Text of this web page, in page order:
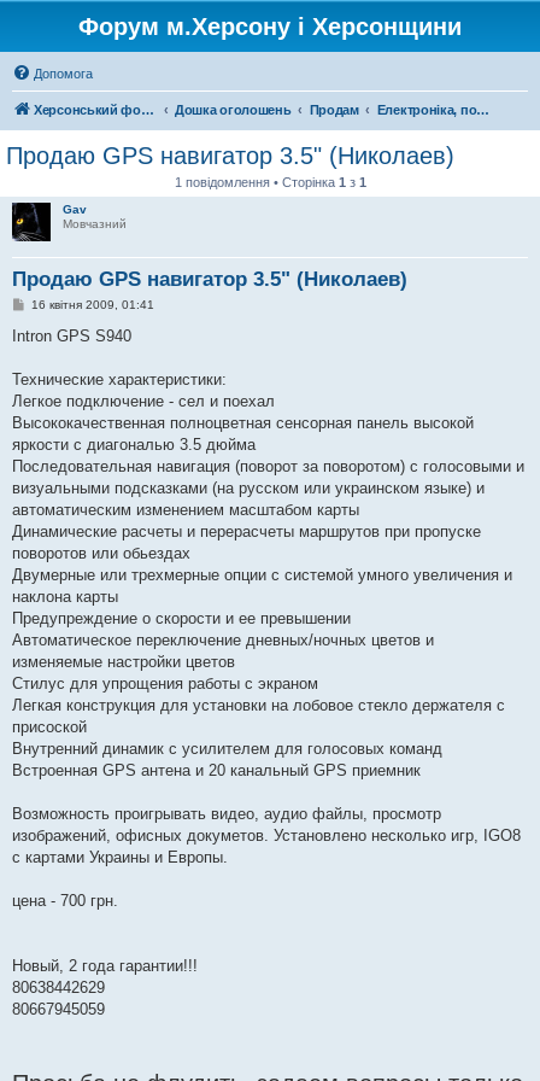
Форум м.Херсону і Херсонщини
Допомога
Херсонський форум Дошка оголошень Продам Електроніка, побутова техніка
Продаю GPS навигатор 3.5" (Николаев)
1 повідомлення • Сторінка 1 з 1
Gav
Мовчазний
Продаю GPS навигатор 3.5" (Николаев)
П
в
о
л
е
н
я
16 квітня 2009, 01:41
Intron GPS S940
Технические характеристики:
Легкое подключение - сел и поехал
Высококачественная полноцветная сенсорная панель высокой
яркости с диагональю 3.5 дюйма
Последовательная навигация (поворот за поворотом) с голосовыми и
визуальными подсказками (на русском или украинском языке) и
автоматическим изменением масштабом карты
Динамические расчеты и перерасчеты маршрутов при пропуске
поворотов или обьездах
Двумерные или трехмерные опции с системой умного увеличения и
наклона карты
Предупреждение о скорости и ее превышении
Автоматическое переключение дневных/ночных цветов и
изменяемые настройки цветов
Стилус для упрощения работы с экраном
Легкая конструкция для установки на лобовое стекло держателя с
присоской
Внутренний динамик с усилителем для голосовых команд
Встроенная GPS антена и 20 канальный GPS приемник
Возможность проигрывать видео, аудио файлы, просмотр
изображений, офисных докуметов. Установлено несколько игр, IGO8
с картами Украины и Европы.
цена - 700 грн.
Новый, 2 года гарантии!!!
80638442629
80667945059